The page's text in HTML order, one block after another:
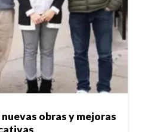
obras y mejoras